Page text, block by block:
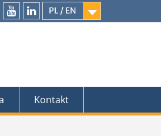
PL / EN
YouTubeLinkedIn
Kontakt